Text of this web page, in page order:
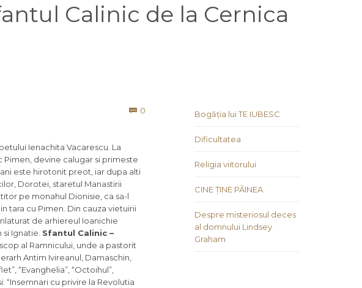
Calinic de la Cernica
 0
Ienachita Vacarescu. La
Pimen, devine calugar si primeste
este hirotonit preot, iar dupa alti
Dorotei, staretul Manastirii
pe monahul Dionisie, ca sa-l
tara cu Pimen. Din cauza vietuirii
de arhiereul Ioanichie
Ignatie. Sfantul Calinic –
al Ramnicului, unde a pastorit
Antim Ivireanul, Damaschin,
“Evanghelia”, “Octoihul”,
“Insemnari cu privire la Revolutia
Bogăția lui TE IUBESC
Dificultatea
Religia viitorului
CINE ȚINE PÂINEA
Despre misteriosul deces
al domnului Lindsey
Graham